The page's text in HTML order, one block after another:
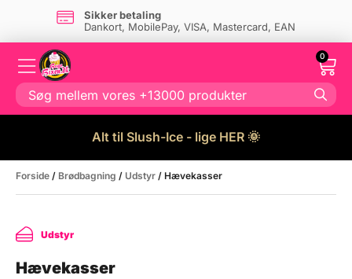
Sikker betaling
Dankort, MobilePay, VISA, Mastercard, EAN
0
Alt til Slush-Ice - lige HER 🌞
Forside / Brødbagning / Udstyr / Hævekasser
Udstyr
Hævekasser